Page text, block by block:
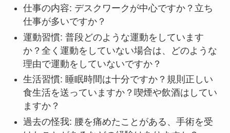
仕事の内容: デスクワークが中心ですか？立ち
仕事が多いですか？
運動習慣: 普段どのような運動をしています
か？全く運動をしていない場合は、どのような
理由で運動をしていないですか？
生活習慣: 睡眠時間は十分ですか？規則正しい
食生活を送っていますか？喫煙や飲酒はしてい
ますか？
過去の怪我: 腰を痛めたことがある、手術を受